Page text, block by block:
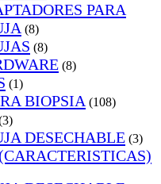
PARA
(8)
(8)
(8)
(1)
BIOPSIA (108)
DESECHABLE (3)